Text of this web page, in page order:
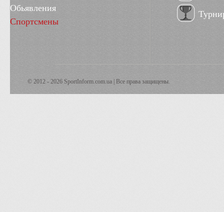
Обьявления
Спортсмены
© 2012 - 2026 SportInform.com.ua | Все права защищены.